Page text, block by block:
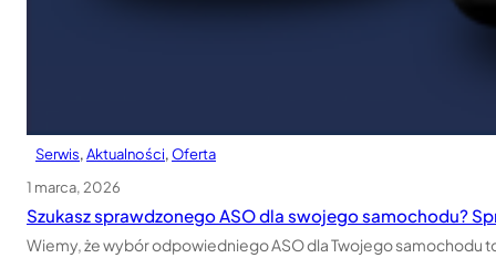
Serwis, Aktualności, Oferta
1 marca, 2026
Szukasz sprawdzonego ASO dla swojego samochodu?
Wiemy, że wybór odpowiedniego ASO dla Twojego samochodu